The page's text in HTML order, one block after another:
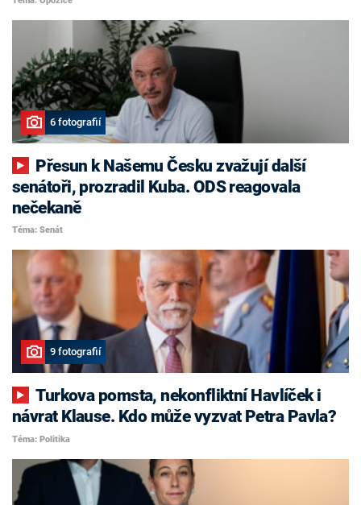
6 fotografií
senátoři, prozradil Kuba. ODS reagovala
nečekaně
Téma: Senát
9 fotografií
Turkova pomsta, nekonfliktní Havlíček i
návrat Klause. Kdo může vyzvat Petra Pavla?
Téma: Politika